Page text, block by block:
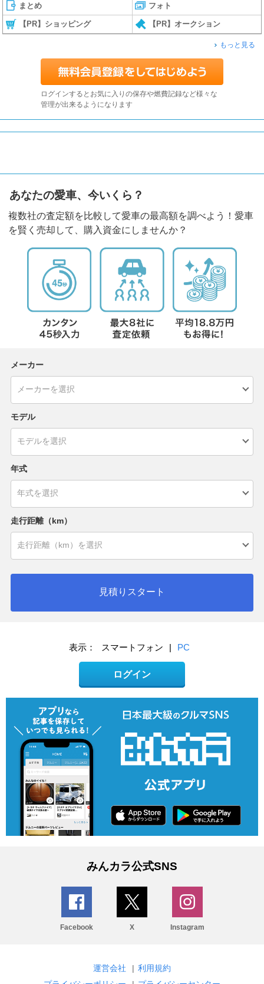
まとめ フォト
【PR】ショッピング 【PR】オークション
もっと見る
ログインするとお気に入りの保存や燃費記録など様々な
管理が出来るようになります
あなたの愛車、今いくら？
複数社の査定額を比較して愛車の最高額を調べよう！愛車
を賢く売却して、購入資金にしませんか？
メーカー
モデル
年式
走行距離（km）
見積りスタート
表示： スマートフォン | PC
ログイン
みんカラ公式SNS
Facebook X Instagram
運営会社 | 利用規約